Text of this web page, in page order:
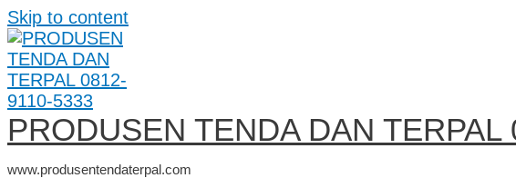
Skip to content
PRODUSEN TENDA DAN TERPAL
www.produsentendaterpal.com